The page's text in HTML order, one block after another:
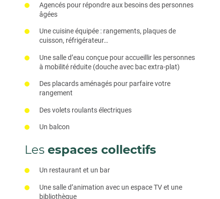
Agencés pour répondre aux besoins des personnes
âgées
Une cuisine équipée : rangements, plaques de
cuisson, réfrigérateur…
Une salle d’eau conçue pour accueillir les personnes
à mobilité réduite (douche avec bac extra-plat)
Des placards aménagés pour parfaire votre
rangement
Des volets roulants électriques
Un balcon
Les espaces collectifs
Un restaurant et un bar
Une salle d’animation avec un espace TV et une
bibliothèque